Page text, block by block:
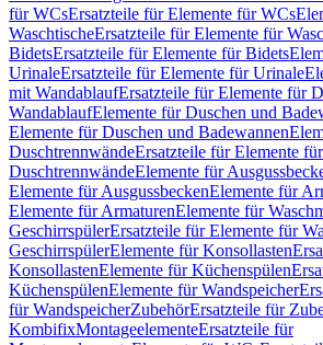
für WCsErsatzteile für Elemente für WCs
WaschtischeErsatzteile für Elemente für
BidetsErsatzteile für Elemente für Bidets
UrinaleErsatzteile für Elemente für Urinale
mit WandablaufErsatzteile für Elemente für
WandablaufElemente für Duschen und
Elemente für Duschen und Badewannen
DuschtrennwändeErsatzteile für Elemente für
DuschtrennwändeElemente für
Elemente für AusgussbeckenElemente für
Elemente für ArmaturenElemente für
GeschirrspülerErsatzteile für Elemente für
GeschirrspülerElemente für Konsollasten
KonsollastenElemente für Küchenspülen
KüchenspülenElemente für Wandspeicher
für WandspeicherZubehörErsatzteile für
KombifixMontageelementeErsatzteile für